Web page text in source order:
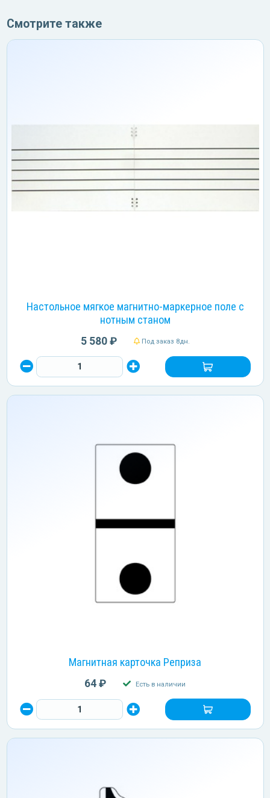
Смотрите также
Настольное мягкое магнитно-маркерное поле с
нотным станом
5 580 ₽ Под заказ 8дн.
Магнитная карточка Реприза
64 ₽ Есть в наличии